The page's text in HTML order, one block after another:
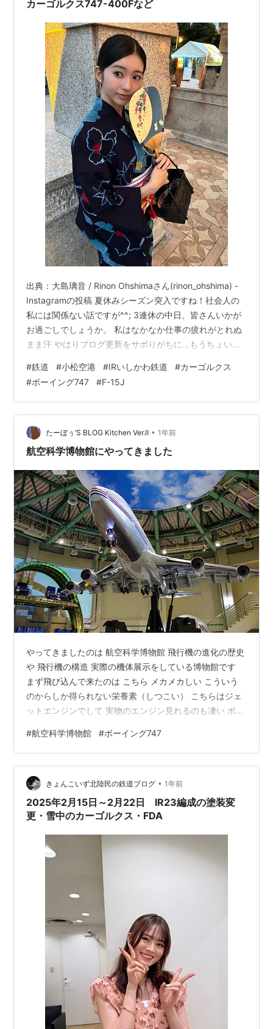
カーゴルクス747-400Fなど
出典：大島璃音 / Rinon Ohshimaさん(rinon_ohshima) -
Instagramの投稿 夏休みシーズン突入ですね！社会人の
私には関係ない話ですが^^; 3連休の中日、皆さんいかが
お過ごしでしょうか。 私はなかなか仕事の疲れがとれぬ
まま汗 やはりブログ更新をサボりがちに…もうちょい更
航空ネタがメインです。 アグレスの面々やカーゴルクス
を中心に。 元ラムネの32-8082、最近会ってないな
ぁ…。 6/11撮影 カーゴルクスと自衛隊を狙って空港へ。
F-15J 32-8081 F-15J 12-8074 F-15J 82-8…
#鉄道 #小松空港 #IRいしかわ鉄道 #カーゴルクス
#ボーイング747 #F-15J
たーぼぅ’S BLOG Kitchen Ver.Ⅱ • 1年前
航空科学博物館にやってきました
やってきましたのは 航空科学博物館 飛行機の進化の歴史
や 飛行機の構造 実際の機体展示をしている博物館です
まず飛び込んで来たのは こちら メカメカしい こういう
のからしか得られない栄養素（しつこい） こちらはジェ
ットエンジンでして 実物のエンジン見れるのも凄い ボー
見なくなりましたね こちらの第二エンジンだそうです こ
れまたレアなジャンボジェット機の 断面図 これガチで切
断したやつだ 先ほどテイクオフ風写真がありましたが 上
から見るとこんな感じ 1969年から2020年まで製造され
た ロングセラー機でもあります 60年前から改良されな
が…
#航空科学博物館 #ボーイング747
きょんこいず北陸民の鉄道ブログ • 1年前
2025年2月15日～2月22日 IR23編成の塗装変
更・雪中のカーゴルクス・FDA